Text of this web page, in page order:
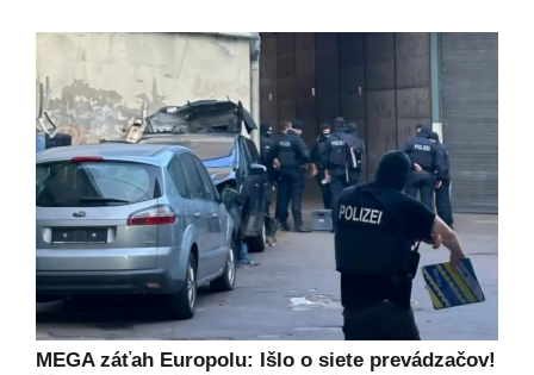
MEGA záťah Europolu: Išlo o siete prevádzačov!